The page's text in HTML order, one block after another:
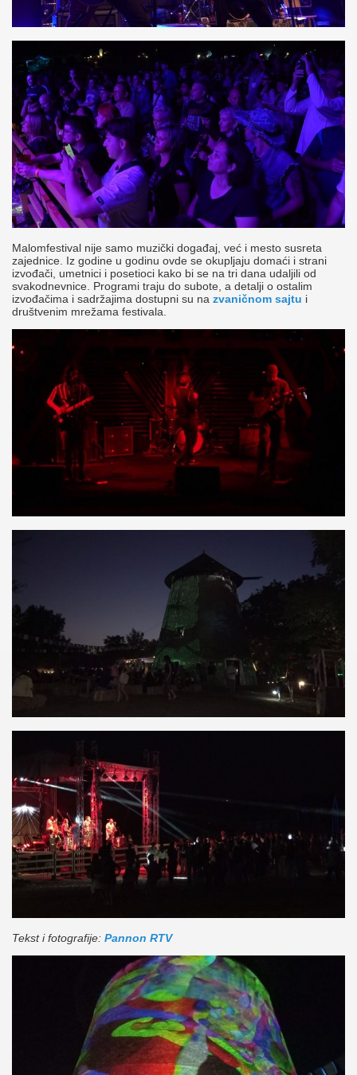
Malomfestival nije samo muzički događaj, već i mesto susreta
zajednice. Iz godine u godinu ovde se okupljaju domaći i strani
izvođači, umetnici i posetioci kako bi se na tri dana udaljili od
svakodnevnice. Programi traju do subote, a detalji o ostalim
izvođačima i sadržajima dostupni su na zvaničnom sajtu i
društvenim mrežama festivala.
Tekst i fotografije: Pannon RTV